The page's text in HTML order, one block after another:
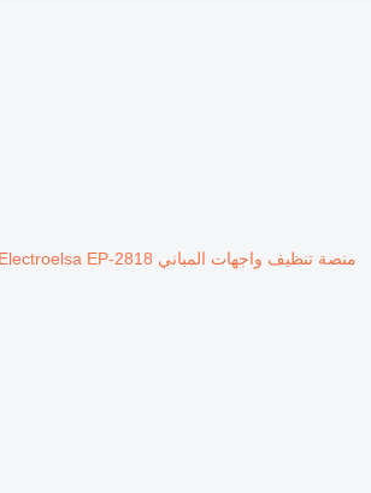
منصة تنظيف واجهات المباني Electroelsa EP-2818